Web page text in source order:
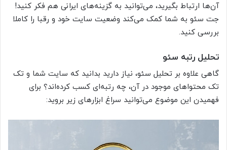
آن‌ها ارتباط بگیرید، می‌توانید به گزینه‌های ایرانی هم فکر کنید!
جت سئو به شما کمک می‌کند وضعیت سایت خود و رقبا را کاملا
بررسی کنید.
تحلیل رتبه سئو
گاهی علاوه بر تحلیل سئو، نیاز دارید بدانید که سایت شما و تک
تک محتواهای موجود در آن، چه رتبه‌ای کسب کرده‌اند؟ برای
فهمیدن این موضوع می‌توانید سراغ ابزارهای زیر بروید: